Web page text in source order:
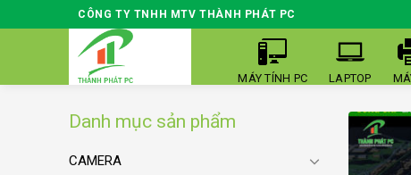
to
CÔNG TY TNHH MTV THÀNH PHÁT PC
MÁY TÍNH PC LAPTOP
Danh mục sản phẩm
CAMERA